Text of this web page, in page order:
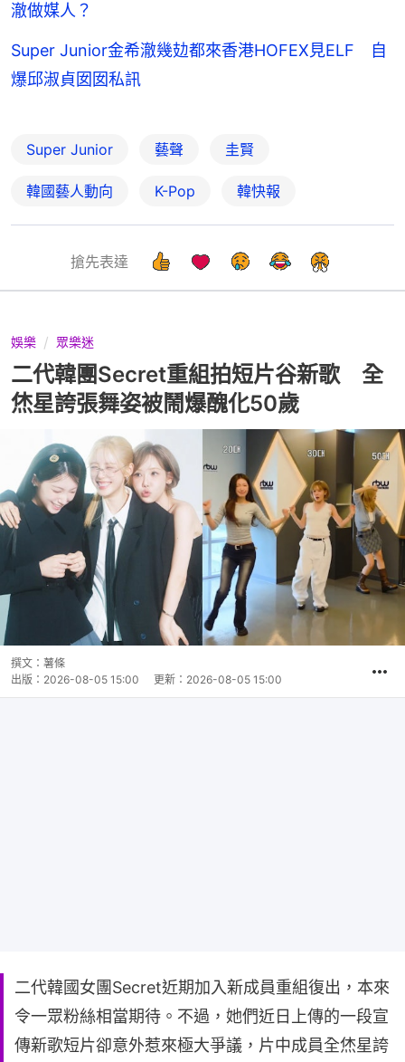
澈做媒人？
Super Junior金希澈幾攰都來香港HOFEX見ELF 自
爆邱淑貞囡囡私訊
Super Junior 藝聲 圭賢
韓國藝人動向 K-Pop 韓快報
搶先表達
娛樂 眾樂迷
二代韓團Secret重組拍短片谷新歌 全
烋星誇張舞姿被鬧爆醜化50歲
撰文： 薯條
出版： 2026-08-05 15:00 更新： 2026-08-05 15:00
二代韓國女團Secret近期加入新成員重組復出，本來
令一眾粉絲相當期待。不過，她們近日上傳的一段宣
傳新歌短片卻意外惹來極大爭議，片中成員全烋星誇